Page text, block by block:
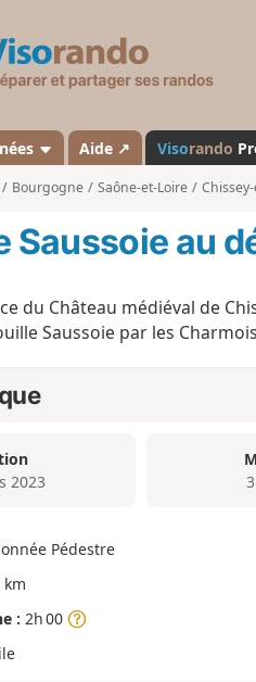
s
a
n
d
Aide ↗ Visorando
Bourgogne Saône-et-Loire
Saussoie au
du Château médiéval de
Saussoie par les
2023
Pédestre
km
: 2h 00